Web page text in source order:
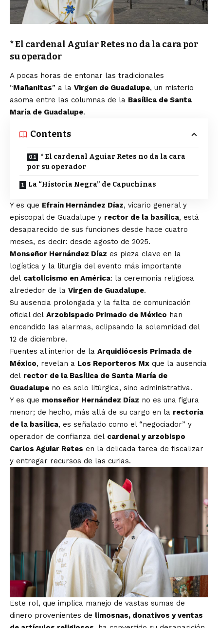
* El cardenal Aguiar Retes no da la cara por
su operador
A pocas horas de entonar las tradicionales
“Mañanitas” a la Virgen de Guadalupe, un misterio
asoma entre las columnas de la Basílica de Santa
María de Guadalupe.
Contents
* El cardenal Aguiar Retes no da la cara
por su operador
La “Historia Negra” de Capuchinas
Y es que Efraín Hernández Díaz, vicario general y
episcopal de Guadalupe y rector de la basílica, está
desaparecido de sus funciones desde hace cuatro
meses, es decir: desde agosto de 2025.
Monseñor Hernández Díaz es pieza clave en la
logística y la liturgia del evento más importante
del catolicismo en América: la ceremonia religiosa
alrededor de la Virgen de Guadalupe.
Su ausencia prolongada y la falta de comunicación
oficial del Arzobispado Primado de México han
encendido las alarmas, eclipsando la solemnidad del
12 de diciembre.
Fuentes al interior de la Arquidiócesis Primada de
México, revelan a Los Reporteros Mx que la ausencia
del rector de la Basílica de Santa María de
Guadalupe no es solo litúrgica, sino administrativa.
Y es que monseñor Hernández Díaz no es una figura
menor; de hecho, más allá de su cargo en la rectoría
de la basílica, es señalado como el “negociador” y
operador de confianza del cardenal y arzobispo
Carlos Aguiar Retes en la delicada tarea de fiscalizar
y entregar recursos de las curias.
Este rol, que implica manejo de vastas sumas de
dinero provenientes de limosnas, donativos y ventas